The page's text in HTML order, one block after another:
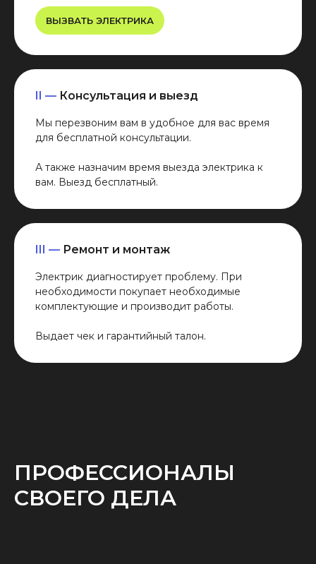
ВЫЗВАТЬ ЭЛЕКТРИКА
II — Консультация и выезд
Мы перезвоним вам в удобное для вас время
для бесплатной консультации.
А также назначим время выезда электрика к
вам. Выезд бесплатный.
III — Ремонт и монтаж
Электрик диагностирует проблему. При
необходимости покупает необходимые
комплектующие и производит работы.
Выдает чек и гарантийный талон.
ПРОФЕССИОНАЛЫ
СВОЕГО ДЕЛА